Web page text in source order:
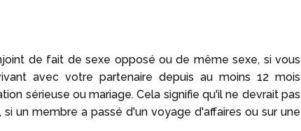
de fait de sexe opposé ou de même sexe, si vous
avec votre partenaire depuis au moins 12 mois
sérieuse ou mariage. Cela signifie qu'il ne devrait pas
un membre a passé d'un voyage d'affaires ou sur une